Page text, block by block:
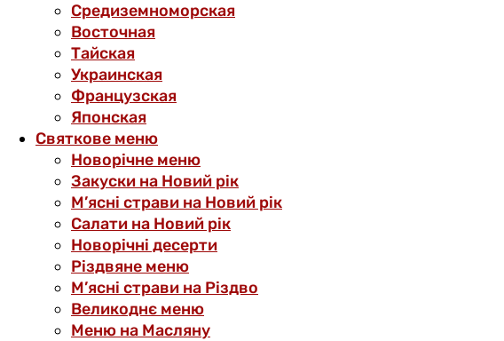
Средиземноморская
Восточная
Тайская
Украинская
Французская
Японская
Святкове меню
Новорічне меню
Закуски на Новий рік
М’ясні страви на Новий рік
Салати на Новий рік
Новорічні десерти
Різдвяне меню
М’ясні страви на Різдво
Великоднє меню
Меню на Масляну